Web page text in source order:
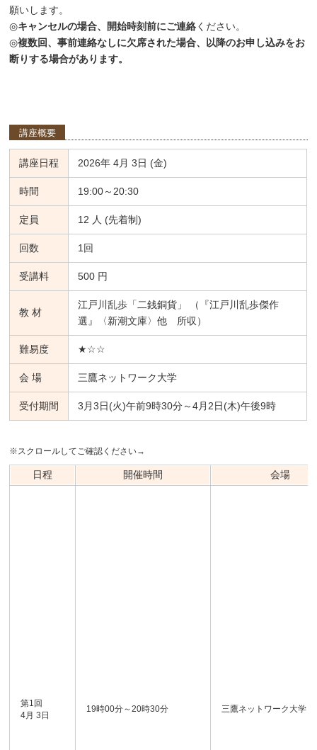
願いします。
◎キャンセルの場合、開始時刻前にご連絡ください。
◎複数回、事前連絡なしに欠席された場合、以降のお申し込みをお
断りする場合があります。
講座概要
講座日程 2026年 4月 3日 (金)
時間 19:00～20:30
定員 12 人 (先着制)
回数 1回
受講料 500 円
教 材
江戸川乱歩「二銭銅貨」 （『江戸川乱歩傑作
選』〈新潮文庫〉他 所収）
難易度 ★☆☆
会 場 三鷹ネットワーク大学
受付期間 3月3日(火)午前9時30分～4月2日(木)午後9時
※スクロールしてご確認ください→
日程 開催時間 会場
第1回
4月 3日
19時00分～20時30分 三鷹ネットワーク大学